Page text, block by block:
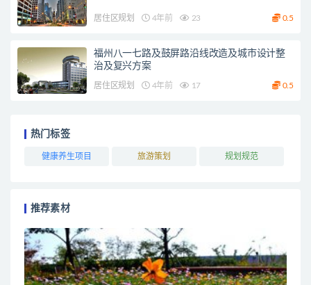
居住区规划 4年前 23 0.5
福州八一七路及鼓屏路沿线改造及城市设计整
治及复兴方案
居住区规划 4年前 17 0.5
热门标签
健康养生项目 旅游策划 规划规范
推荐素材